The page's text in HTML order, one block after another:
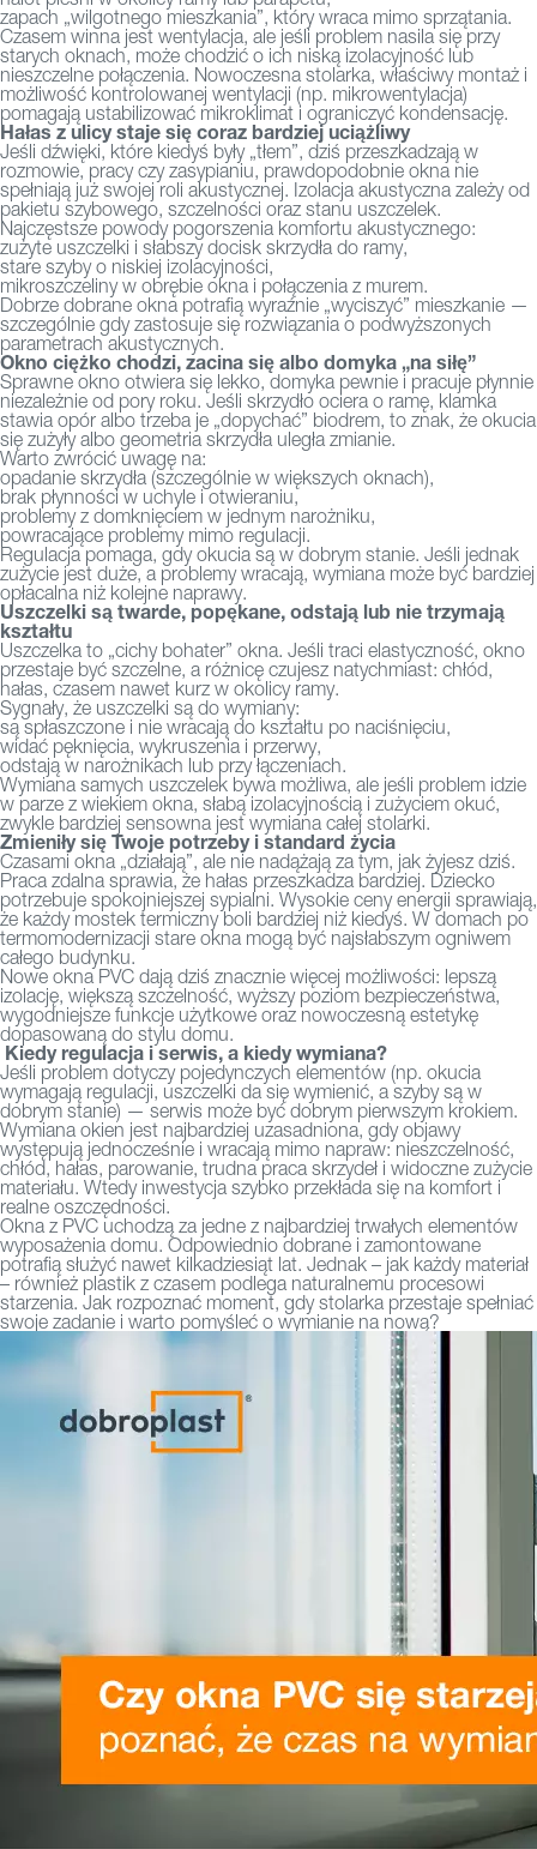
zapach „wilgotnego mieszkania”, który wraca mimo sprzątania.
Czasem winna jest wentylacja, ale jeśli problem nasila się przy
starych oknach, może chodzić o ich niską izolacyjność lub
nieszczelne połączenia. Nowoczesna stolarka, właściwy montaż i
możliwość kontrolowanej wentylacji (np. mikrowentylacja)
pomagają ustabilizować mikroklimat i ograniczyć kondensację.
Hałas z ulicy staje się coraz bardziej uciążliwy
Jeśli dźwięki, które kiedyś były „tłem”, dziś przeszkadzają w
rozmowie, pracy czy zasypianiu, prawdopodobnie okna nie
spełniają już swojej roli akustycznej. Izolacja akustyczna zależy od
pakietu szybowego, szczelności oraz stanu uszczelek.
Najczęstsze powody pogorszenia komfortu akustycznego:
zużyte uszczelki i słabszy docisk skrzydła do ramy,
stare szyby o niskiej izolacyjności,
mikroszczeliny w obrębie okna i połączenia z murem.
Dobrze dobrane okna potrafią wyraźnie „wyciszyć” mieszkanie —
szczególnie gdy zastosuje się rozwiązania o podwyższonych
parametrach akustycznych.
Okno ciężko chodzi, zacina się albo domyka „na siłę”
Sprawne okno otwiera się lekko, domyka pewnie i pracuje płynnie
niezależnie od pory roku. Jeśli skrzydło ociera o ramę, klamka
stawia opór albo trzeba je „dopychać” biodrem, to znak, że okucia
się zużyły albo geometria skrzydła uległa zmianie.
Warto zwrócić uwagę na:
opadanie skrzydła (szczególnie w większych oknach),
brak płynności w uchyle i otwieraniu,
problemy z domknięciem w jednym narożniku,
powracające problemy mimo regulacji.
Regulacja pomaga, gdy okucia są w dobrym stanie. Jeśli jednak
zużycie jest duże, a problemy wracają, wymiana może być bardziej
opłacalna niż kolejne naprawy.
Uszczelki są twarde, popękane, odstają lub nie trzymają
kształtu
Uszczelka to „cichy bohater” okna. Jeśli traci elastyczność, okno
przestaje być szczelne, a różnicę czujesz natychmiast: chłód,
hałas, czasem nawet kurz w okolicy ramy.
Sygnały, że uszczelki są do wymiany:
są spłaszczone i nie wracają do kształtu po naciśnięciu,
widać pęknięcia, wykruszenia i przerwy,
odstają w narożnikach lub przy łączeniach.
Wymiana samych uszczelek bywa możliwa, ale jeśli problem idzie
w parze z wiekiem okna, słabą izolacyjnością i zużyciem okuć,
zwykle bardziej sensowna jest wymiana całej stolarki.
Zmieniły się Twoje potrzeby i standard życia
Czasami okna „działają”, ale nie nadążają za tym, jak żyjesz dziś.
Praca zdalna sprawia, że hałas przeszkadza bardziej. Dziecko
potrzebuje spokojniejszej sypialni. Wysokie ceny energii sprawiają,
że każdy mostek termiczny boli bardziej niż kiedyś. W domach po
termomodernizacji stare okna mogą być najsłabszym ogniwem
całego budynku.
Nowe okna PVC dają dziś znacznie więcej możliwości: lepszą
izolację, większą szczelność, wyższy poziom bezpieczeństwa,
wygodniejsze funkcje użytkowe oraz nowoczesną estetykę
dopasowaną do stylu domu.
Kiedy regulacja i serwis, a kiedy wymiana?
Jeśli problem dotyczy pojedynczych elementów (np. okucia
wymagają regulacji, uszczelki da się wymienić, a szyby są w
dobrym stanie) — serwis może być dobrym pierwszym krokiem.
Wymiana okien jest najbardziej uzasadniona, gdy objawy
występują jednocześnie i wracają mimo napraw: nieszczelność,
chłód, hałas, parowanie, trudna praca skrzydeł i widoczne zużycie
materiału. Wtedy inwestycja szybko przekłada się na komfort i
realne oszczędności.
Okna z PVC uchodzą za jedne z najbardziej trwałych elementów
wyposażenia domu. Odpowiednio dobrane i zamontowane
potrafią służyć nawet kilkadziesiąt lat. Jednak – jak każdy materiał
– również plastik z czasem podlega naturalnemu procesowi
starzenia. Jak rozpoznać moment, gdy stolarka przestaje spełniać
swoje zadanie i warto pomyśleć o wymianie na nową?